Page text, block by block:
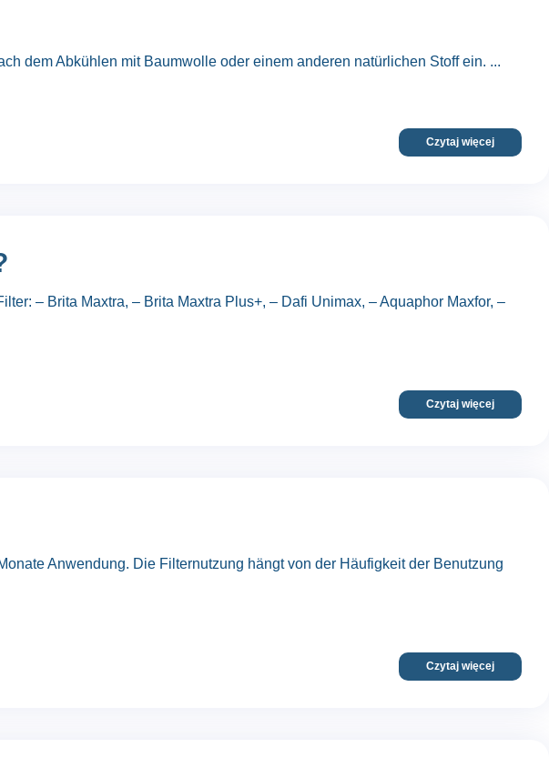
dem Abkühlen mit Baumwolle oder einem anderen natürlichen Stoff ein. ...
Czytaj więcej
– Brita Maxtra, – Brita Maxtra Plus+, – Dafi Unimax, – Aquaphor Maxfor, –
Czytaj więcej
Anwendung. Die Filternutzung hängt von der Häufigkeit der Benutzung
Czytaj więcej